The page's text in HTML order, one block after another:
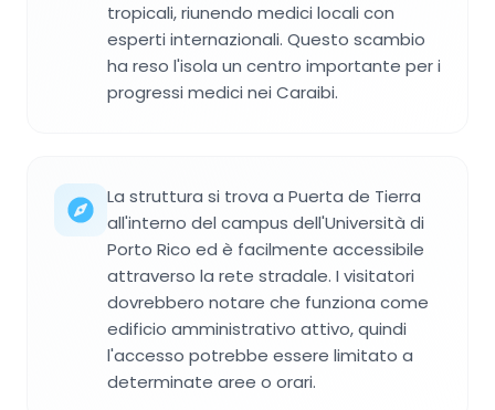
tropicali, riunendo medici locali con
esperti internazionali. Questo scambio
ha reso l'isola un centro importante per i
progressi medici nei Caraibi.
La struttura si trova a Puerta de Tierra
all'interno del campus dell'Università di
Porto Rico ed è facilmente accessibile
attraverso la rete stradale. I visitatori
dovrebbero notare che funziona come
edificio amministrativo attivo, quindi
l'accesso potrebbe essere limitato a
determinate aree o orari.